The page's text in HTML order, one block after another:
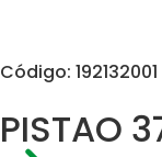
Código: 192132001
PISTAO